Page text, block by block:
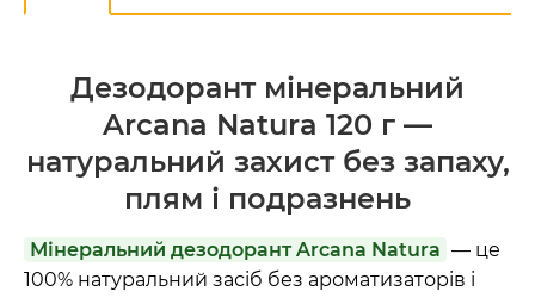
Дезодорант мінеральний
Arcana Natura 120 г —
натуральний захист без запаху,
плям і подразнень
Мінеральний дезодорант Arcana Natura — це
100% натуральний засіб без ароматизаторів і